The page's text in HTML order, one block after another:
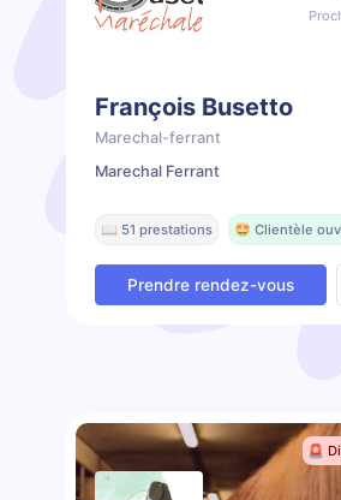
François Busetto
Marechal-ferrant
Marechal Ferrant
📖 51 prestations 🤩 Clientèle
Prendre rendez-vous
🚨